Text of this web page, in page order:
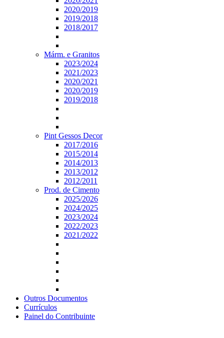
2020/2019
2019/2018
2018/2017
Márm. e Granitos
2023/2024
2021/2023
2020/2021
2020/2019
2019/2018
Pint Gessos Decor
2017/2016
2015/2014
2014/2013
2013/2012
2012/2011
Prod. de Cimento
2025/2026
2024/2025
2023/2024
2022/2023
2021/2022
Outros Documentos
Currículos
Painel do Contribuinte